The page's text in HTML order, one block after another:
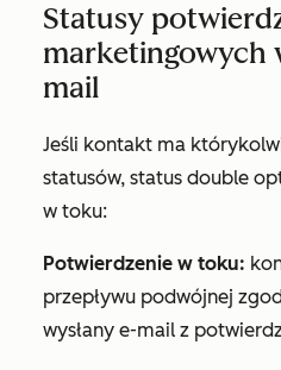
Statusy
marketingowych
mail
Jeśli kontakt ma
statusów, status double
w toku:
Potwierdzenie w toku:
przepływu podwójnej
wysłany e-mail z